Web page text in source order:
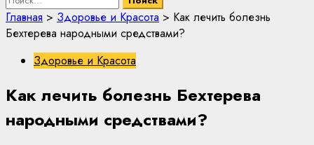
Главная > Здоровье и Красота > Как лечить болезнь
Бехтерева народными средствами?
Здоровье и Красота
Как лечить болезнь Бехтерева
народными средствами?